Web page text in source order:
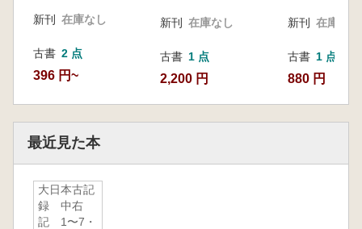
新刊 在庫なし
古書 2 点
396 円~
新刊 在庫なし
古書 1 点
2,200 円
新刊 在庫なし
古書 1 点
880 円
最近見た本
大日本古記
録 中右
記 1〜7・